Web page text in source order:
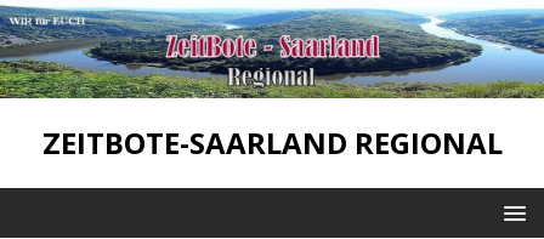
ZEITBOTE-SAARLAND REGIONAL